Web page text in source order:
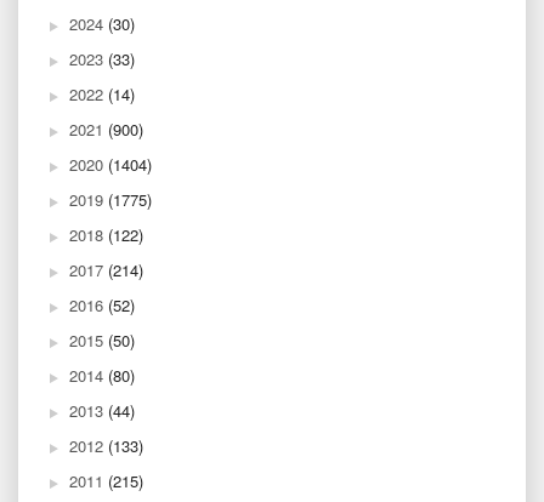
2024 (30)
2023 (33)
2022 (14)
2021 (900)
2020 (1404)
2019 (1775)
2018 (122)
2017 (214)
2016 (52)
2015 (50)
2014 (80)
2013 (44)
2012 (133)
2011 (215)